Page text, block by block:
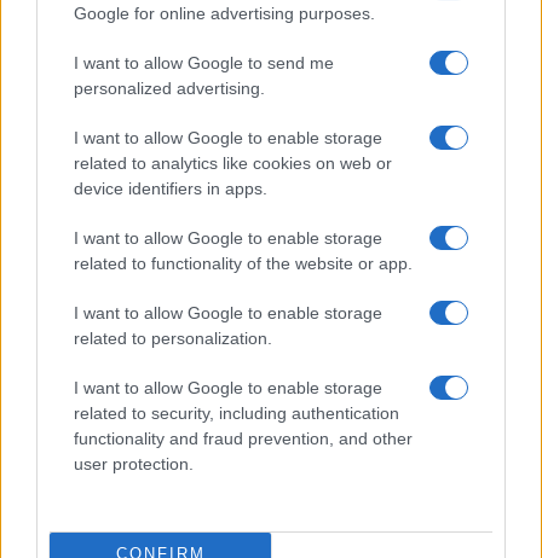
Google for online advertising purposes.
I want to allow Google to send me
personalized advertising.
I want to allow Google to enable storage
related to analytics like cookies on web or
device identifiers in apps.
I want to allow Google to enable storage
related to functionality of the website or app.
I want to allow Google to enable storage
related to personalization.
I want to allow Google to enable storage
related to security, including authentication
functionality and fraud prevention, and other
user protection.
CONFIRM
tesoro da 243 miliardi
Salari da incubo, Italia ultima per potere
d’acquisto
Previdenza da puntellare
Sul fronte pensionistico, la crescita continuerà ad
essere influenzata da diversi elementi:
l’adeguamento degli assegni ai prezzi, il numero
delle nuove pensioni erogate, il tasso di uscita dal
lavoro e la revisione dei trattamenti in corso.
In sintesi, la situazione rimane sotto controllo, ma
gli esperti – come evidenziato anche da
invitano alla cautela. Il quadro demografico,